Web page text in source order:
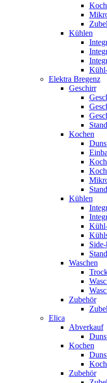
Kühlen
Elektra Bregenz
Geschirr
Kochen
Kühlen
Waschen
Zubehör
Elica
Abverkauf
Kochen
Zubehör